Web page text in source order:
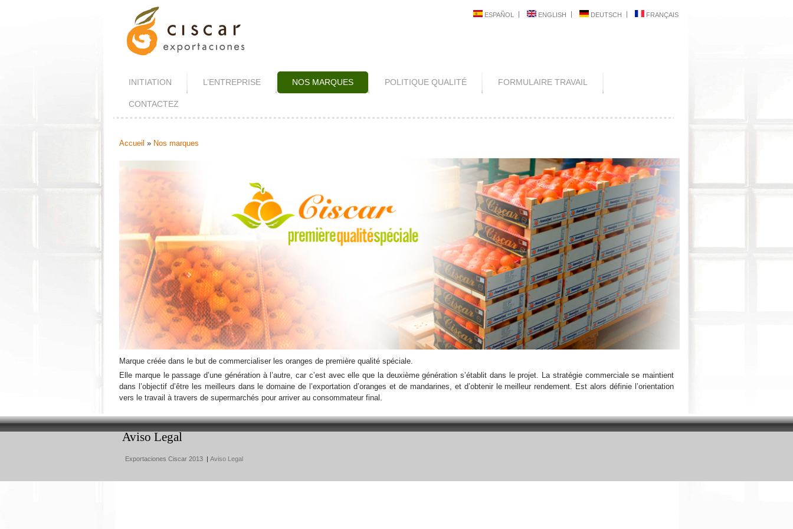
ESPAÑOL ENGLISH DEUTSCH FRANÇAIS
INITIATION L’ENTREPRISE NOS MARQUES POLITIQUE QUALITÉ FORMULAIRE TRAVAIL
CONTACTEZ
Vous Êtes Ici
Accueil » Nos marques
Marque créée dans le but de commercialiser les oranges de première qualité spéciale.
Elle marque le passage d’une génération à l’autre, car c’est avec elle que la deuxième génération s’établit dans le projet. La stratégie commerciale se maintient
dans l’objectif d’être les meilleurs dans le domaine de l’exportation d’oranges et de mandarines, et d’obtenir le meilleur rendement. Est alors définie l’orientation
vers le travail à travers de supermarchés pour arriver au consommateur final.
Aviso Legal
Exportaciones Ciscar 2013 | Aviso Legal